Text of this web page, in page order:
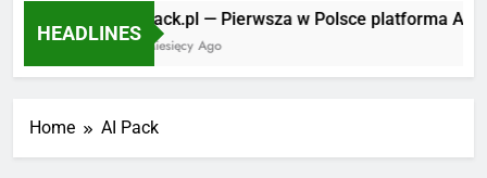
HEADLINES
AIPack.pl — Pierwsza w Polsce platforma AI
10 Miesięcy Ago
Home AI Pack